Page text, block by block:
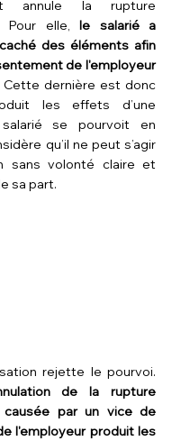
annule la rupture
Pour elle, le salarié a
des éléments afin
de l'employeur
Cette dernière est donc
les effets d’une
se pourvoit en
qu’il ne peut s’agir
sans volonté claire et
sa part.
rejette le pourvoi.
de la rupture
causée par un vice de
l'employeur produit les